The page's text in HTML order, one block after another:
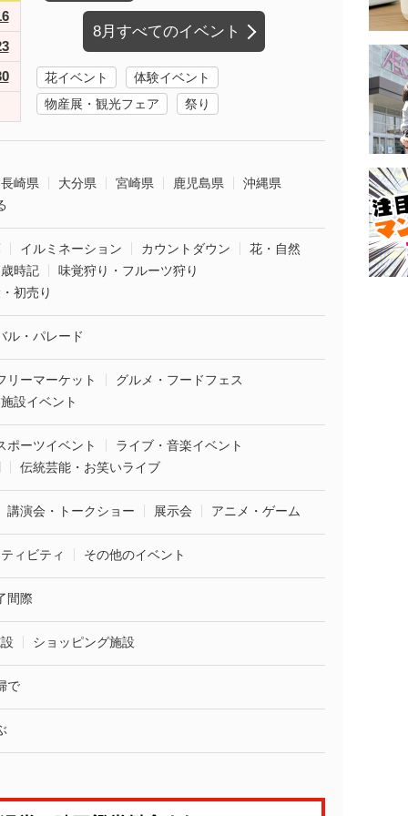
8月すべてのイベント
花イベント
体験イベント
物産展・観光フェア
祭り
長崎県 大分県 宮崎県 鹿児島県
沖縄県
イルミネーション カウントダウン
花・自然
時記
味覚狩り・フルーツ狩り
初売り
ル・パレード
リーマーケット
グルメ・フードフェス
設イベント
ポーツイベント
ライブ・音楽イベント
伝統芸能・お笑いライブ
講演会・トークショー 展示会 アニメ・ゲーム
ィビティ その他のイベント
間際
ショッピング施設
で